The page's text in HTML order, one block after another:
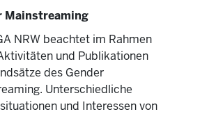
Mainstreaming
NRW beachtet im Rahmen
und Publikationen
des Gender
Unterschiedliche
und Interessen von